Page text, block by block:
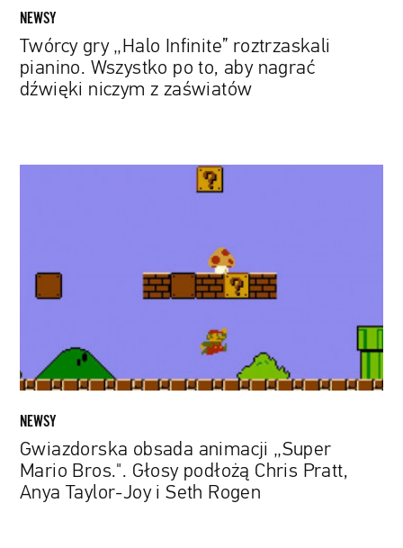
dźwięki
zaświatów
NEWSY
Twórcy gry „Halo Infinite” roztrzaskali
pianino. Wszystko po to, aby nagrać
dźwięki niczym z zaświatów
Bros.".
Głosy
Pratt,
Anya
Taylor-
i
Seth
Rogen
NEWSY
Gwiazdorska obsada animacji „Super
Mario Bros.". Głosy podłożą Chris Pratt,
Anya Taylor-Joy i Seth Rogen